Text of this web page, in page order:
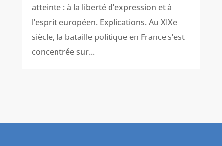
atteinte : à la liberté d’expression et à
l’esprit européen. Explications. Au XIXe
siècle, la bataille politique en France s’est
concentrée sur...